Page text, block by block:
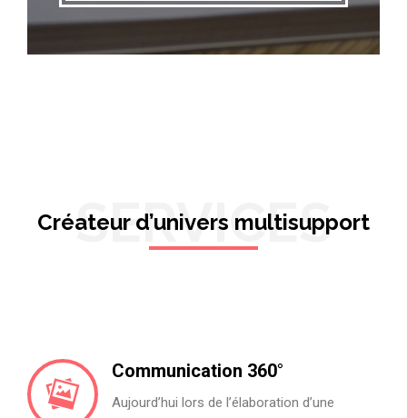
SERVICES
Créateur d’univers multisupport
Communication 360°
Aujourd’hui lors de l’élaboration d’une